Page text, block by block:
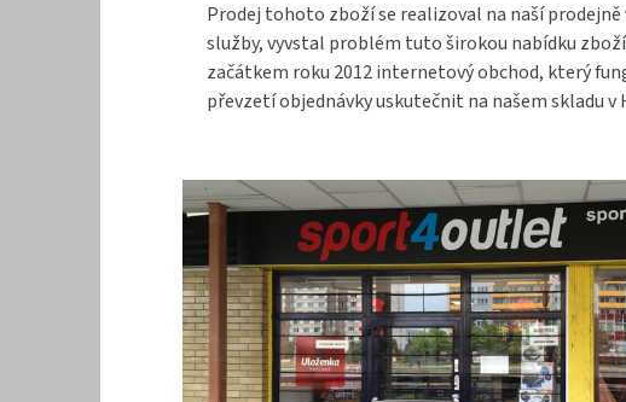
Prodej tohoto zboží se realizoval na naší
služby, vyvstal problém tuto širokou nabídku
začátkem roku 2012 internetový obchod, který
převzetí objednávky uskutečnit na našem skladu v